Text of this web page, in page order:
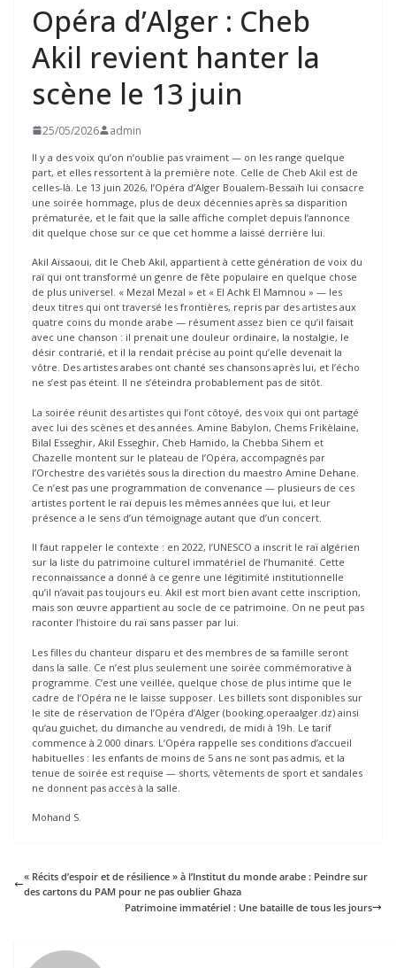
Opéra d’Alger : Cheb
Akil revient hanter la
scène le 13 juin
25/05/2026 admin
Il y a des voix qu’on n’oublie pas vraiment — on les range quelque
part, et elles ressortent à la première note. Celle de Cheb Akil est de
celles-là. Le 13 juin 2026, l’Opéra d’Alger Boualem-Bessaïh lui consacre
une soirée hommage, plus de deux décennies après sa disparition
prématurée, et le fait que la salle affiche complet depuis l’annonce
dit quelque chose sur ce que cet homme a laissé derrière lui.
Akil Aïssaoui, dit le Cheb Akil, appartient à cette génération de voix du
raï qui ont transformé un genre de fête populaire en quelque chose
de plus universel. « Mezal Mezal » et « El Achk El Mamnou » — les
deux titres qui ont traversé les frontières, repris par des artistes aux
quatre coins du monde arabe — résument assez bien ce qu’il faisait
avec une chanson : il prenait une douleur ordinaire, la nostalgie, le
désir contrarié, et il la rendait précise au point qu’elle devenait la
vôtre. Des artistes arabes ont chanté ses chansons après lui, et l’écho
ne s’est pas éteint. Il ne s’éteindra probablement pas de sitôt.
La soirée réunit des artistes qui l’ont côtoyé, des voix qui ont partagé
avec lui des scènes et des années. Amine Babylon, Chems Frikèlaine,
Bilal Esseghir, Akil Esseghir, Cheb Hamido, la Chebba Sihem et
Chazelle montent sur le plateau de l’Opéra, accompagnés par
l’Orchestre des variétés sous la direction du maestro Amine Dehane.
Ce n’est pas une programmation de convenance — plusieurs de ces
artistes portent le raï depuis les mêmes années que lui, et leur
présence a le sens d’un témoignage autant que d’un concert.
Il faut rappeler le contexte : en 2022, l’UNESCO a inscrit le raï algérien
sur la liste du patrimoine culturel immatériel de l’humanité. Cette
reconnaissance a donné à ce genre une légitimité institutionnelle
qu’il n’avait pas toujours eu. Akil est mort bien avant cette inscription,
mais son œuvre appartient au socle de ce patrimoine. On ne peut pas
raconter l’histoire du raï sans passer par lui.
Les filles du chanteur disparu et des membres de sa famille seront
dans la salle. Ce n’est plus seulement une soirée commémorative à
programme. C’est une veillée, quelque chose de plus intime que le
cadre de l’Opéra ne le laisse supposer. Les billets sont disponibles sur
le site de réservation de l’Opéra d’Alger (booking.operaalger.dz) ainsi
qu’au guichet, du dimanche au vendredi, de midi à 19h. Le tarif
commence à 2 000 dinars. L’Opéra rappelle ses conditions d’accueil
habituelles : les enfants de moins de 5 ans ne sont pas admis, et la
tenue de soirée est requise — shorts, vêtements de sport et sandales
ne donnent pas accès à la salle.
Mohand S.
« Récits d’espoir et de résilience » à l’Institut du monde arabe : Peindre sur
des cartons du PAM pour ne pas oublier Ghaza
Patrimoine immatériel : Une bataille de tous les jours